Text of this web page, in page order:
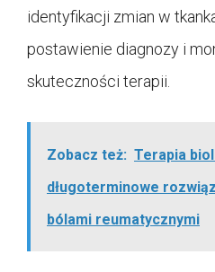
identyfikacji zmian w
postawienie diagnozy i
skuteczności terapii.
Zobacz też: Terapia
długoterminowe
bólami reumatycznymi